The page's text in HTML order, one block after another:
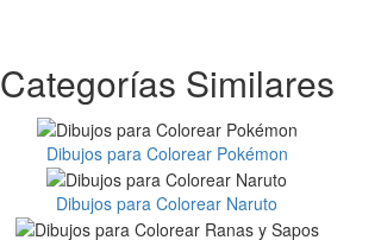
Categorías Similares
Dibujos para Colorear Pokémon
Dibujos para Colorear Naruto